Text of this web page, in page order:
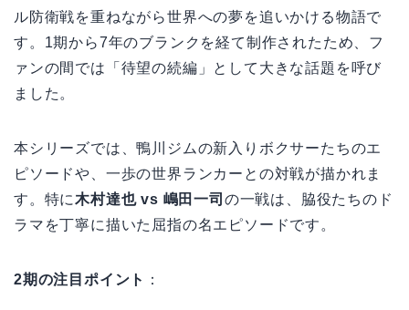
ル防衛戦を重ねながら世界への夢を追いかける物語で
す。1期から7年のブランクを経て制作されたため、フ
ァンの間では「待望の続編」として大きな話題を呼び
ました。
本シリーズでは、鴨川ジムの新入りボクサーたちのエ
ピソードや、一歩の世界ランカーとの対戦が描かれま
す。特に木村達也 vs 嶋田一司 の一戦は、脇役たちのド
ラマを丁寧に描いた屈指の名エピソードです。
2期の注目ポイント ：